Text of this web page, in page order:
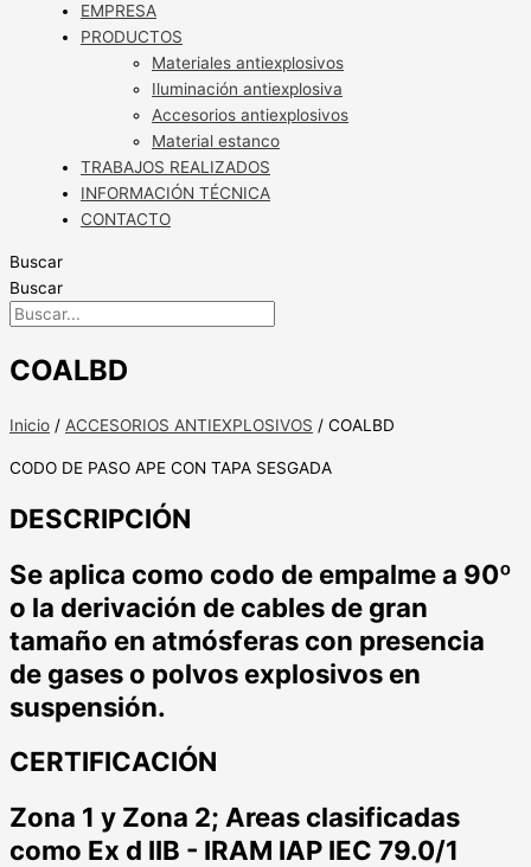
EMPRESA
PRODUCTOS
Materiales antiexplosivos
Iluminación antiexplosiva
Accesorios antiexplosivos
Material estanco
TRABAJOS REALIZADOS
INFORMACIÓN TÉCNICA
CONTACTO
Buscar
Buscar
COALBD
Inicio / ACCESORIOS ANTIEXPLOSIVOS / COALBD
CODO DE PASO APE CON TAPA SESGADA
DESCRIPCIÓN
Se aplica como codo de empalme a 90º
o la derivación de cables de gran
tamaño en atmósferas con presencia
de gases o polvos explosivos en
suspensión.
CERTIFICACIÓN
Zona 1 y Zona 2; Areas clasificadas
como Ex d IIB - IRAM IAP IEC 79.0/1